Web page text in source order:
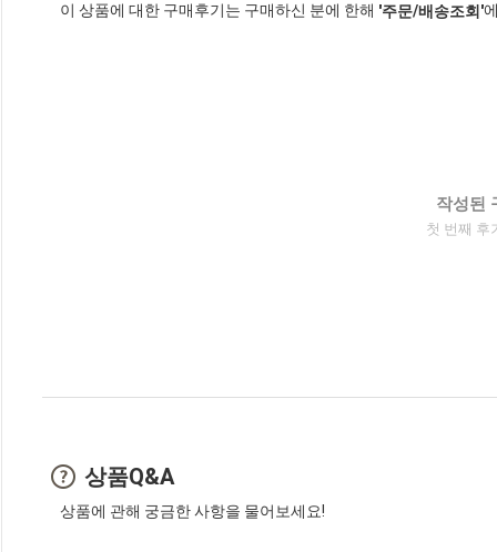
이 상품에 대한 구매후기는 구매하신 분에 한해 '주문/배송조회'
작성된
첫 번째 후
상품Q&A
상품에 관해 궁금한 사항을 물어보세요!